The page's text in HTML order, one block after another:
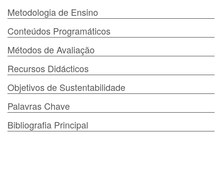
Metodologia de Ensino
Conteúdos Programáticos
Métodos de Avaliação
Recursos Didácticos
Objetivos de Sustentabilidade
Palavras Chave
Bibliografia Principal